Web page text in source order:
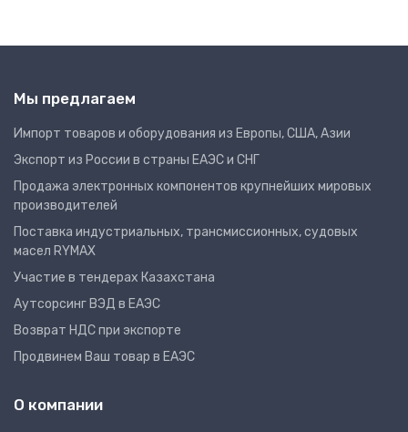
Мы предлагаем
Импорт товаров и оборудования из Европы, США, Азии
Экспорт из России в страны ЕАЭС и СНГ
Продажа электронных компонентов крупнейших мировых
производителей
Поставка индустриальных, трансмиссионных, судовых
масел RYMAX
Участие в тендерах Казахстана
Аутсорсинг ВЭД в ЕАЭС
Возврат НДС при экспорте
Продвинем Ваш товар в ЕАЭС
О компании